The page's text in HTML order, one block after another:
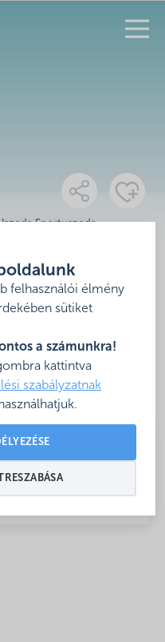
felhasználói élmény
sütiket
a számunkra!
kattintva
szabályzatnak